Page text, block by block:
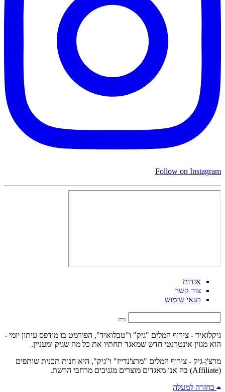
Follow on Instagram
אודות
צור קשר
תנאי שימוש
גיקלואיד - צירוף המלים "גיק" ו"טבלואיד", הפורמט בו מודפס עיתון יומי -
הוא מגזין אינטרנטי חדש שמאגד תחתיו את כל מה שגיק ומעניין.
מרצ'ן-גיק - צירוף המלים "מרצ'נדייז" ו"גיק", היא חנות תכנית שותפים
(Affiliate) בה אנו מאגדים מוצרים מגניבים מרחבי הרשת.
בחזרה למעלה